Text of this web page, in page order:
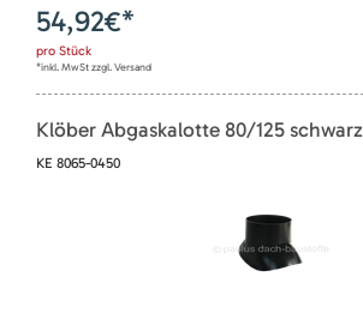
54,92€*
pro Stück
*inkl. MwSt zzgl. Versand
Klöber Abgaskalotte 80/125 schwarz
KE 8065-0450